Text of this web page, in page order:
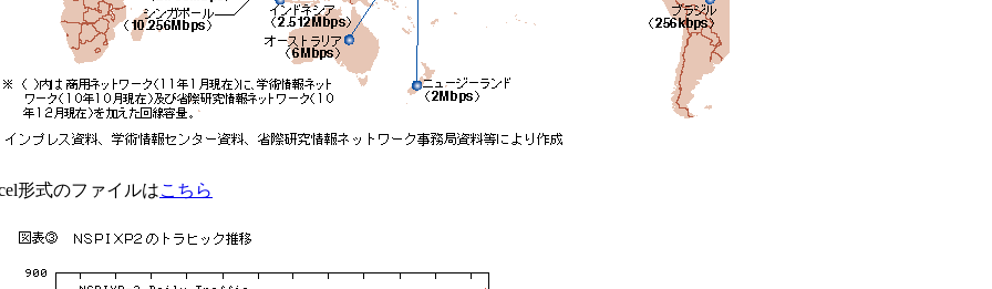
形式のファイルはこちら